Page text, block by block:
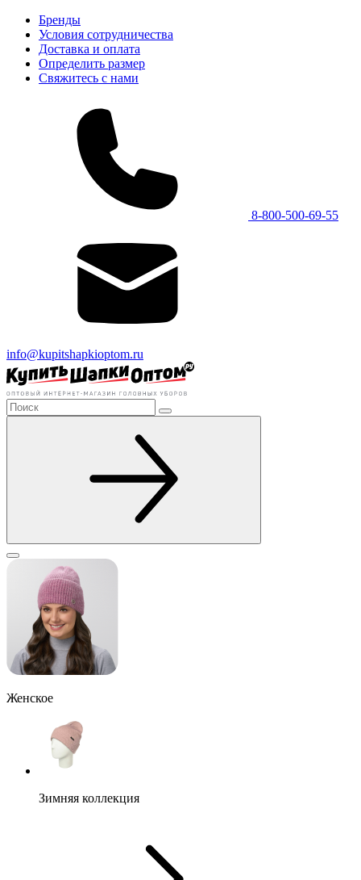
Бренды
Условия сотрудничества
Доставка и оплата
Определить размер
Свяжитесь с нами
8-800-500-69-55
info@kupitshapkioptom.ru
Женское
Зимняя коллекция